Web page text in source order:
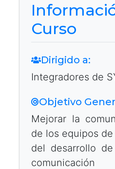
Curso
Dirigido a:
Integradores de
Objetivo
Mejorar la
de los equipos
del desarrollo